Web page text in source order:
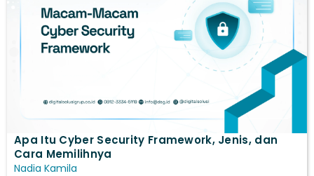
Apa Itu Cyber Security Framework, Jenis, dan
Cara Memilihnya
Nadia Kamila